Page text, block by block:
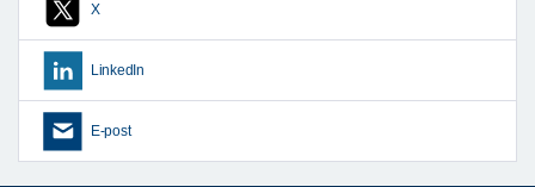
X
LinkedIn
E-post